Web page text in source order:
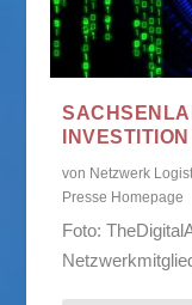
von Netzwerk
Presse Homepage
Foto: